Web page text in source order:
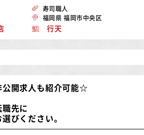
寿司職人
福岡県 福岡市中央区
鮨 行天
開求人 も紹介可能☆
先に
びください。